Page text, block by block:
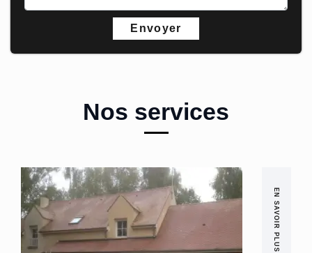
Nos services
EN SAVOIR PLUS